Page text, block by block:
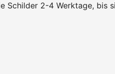
Schilder 2-4 Werktage, bis